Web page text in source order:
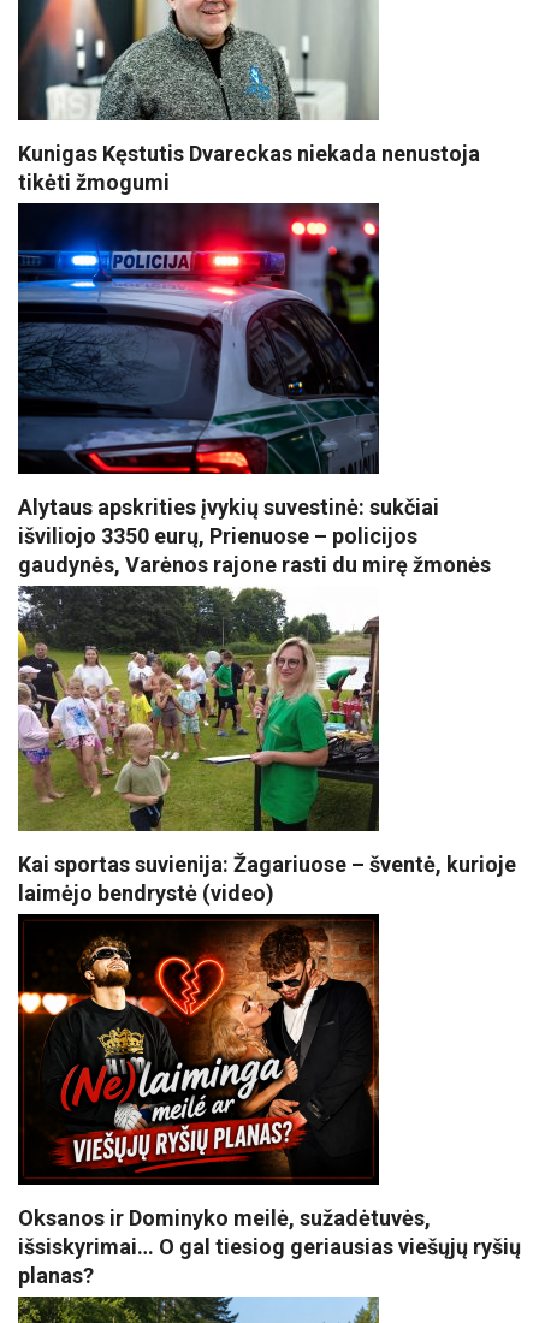
Kunigas Kęstutis Dvareckas niekada nenustoja
tikėti žmogumi
Alytaus apskrities įvykių suvestinė: sukčiai
išviliojo 3350 eurų, Prienuose – policijos
gaudynės, Varėnos rajone rasti du mirę žmonės
Kai sportas suvienija: Žagariuose – šventė, kurioje
laimėjo bendrystė (video)
Oksanos ir Dominyko meilė, sužadėtuvės,
išsiskyrimai… O gal tiesiog geriausias viešųjų ryšių
planas?